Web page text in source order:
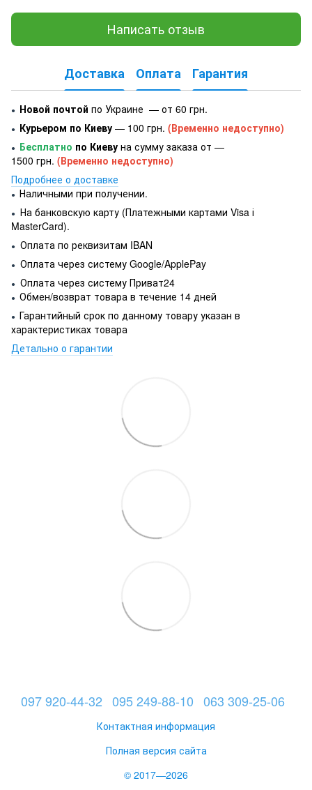
Написать отзыв
Доставка Оплата Гарантия
● Новой почтой по Украине — от 60 грн.
● Курьером по Киеву — 100 грн. (Временно недоступно)
● Бесплатно по Киеву на сумму заказа от —
1500 грн. (Временно недоступно)
Подробнее о доставке
● Наличными при получении.
● На банковскую карту (Платежными картами Visa і
MasterCard).
● Оплата по реквизитам IBAN
● Оплата через систему Google/ApplePay
● Оплата через систему Приват24
● Обмен/возврат товара в течение 14 дней
● Гарантийный срок по данному товару указан в
характеристиках товара
Детально о гарантии
097 920-44-32 095 249-88-10 063 309-25-06
Контактная информация
Полная версия сайта
© 2017—2026